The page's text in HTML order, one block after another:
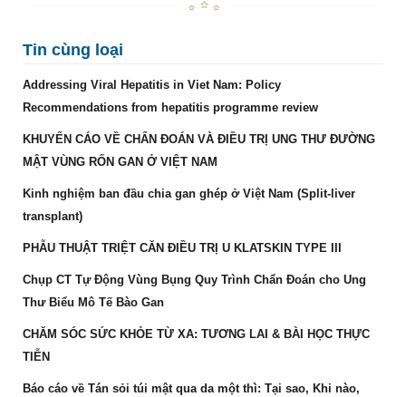
Tin cùng loại
Addressing Viral Hepatitis in Viet Nam: Policy
Recommendations from hepatitis programme review
KHUYẾN CÁO VỀ CHẨN ĐOÁN VÀ ĐIỀU TRỊ UNG THƯ ĐƯỜNG
MẬT VÙNG RỐN GAN Ở VIỆT NAM
Kinh nghiệm ban đầu chia gan ghép ở Việt Nam (Split-liver
transplant)
PHẪU THUẬT TRIỆT CĂN ĐIỀU TRỊ U KLATSKIN TYPE III
Chụp CT Tự Động Vùng Bụng Quy Trình Chẩn Đoán cho Ung
Thư Biểu Mô Tế Bào Gan
CHĂM SÓC SỨC KHỎE TỪ XA: TƯƠNG LAI & BÀI HỌC THỰC
TIỄN
Báo cáo về Tán sỏi túi mật qua da một thì: Tại sao, Khi nào,